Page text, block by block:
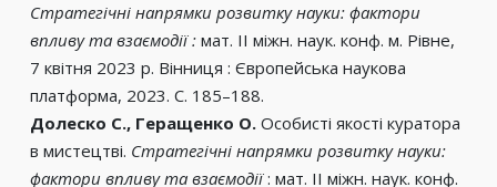
Стратегічні напрямки розвитку науки: фактори
впливу та взаємодії : мат. ІІ міжн. наук. конф. м. Рівне,
7 квітня 2023 р. Вінниця : Європейська наукова
платформа, 2023. С. 185–188.
Долеско С., Геращенко О. Особисті якості куратора
в мистецтві. Стратегічні напрямки розвитку науки:
фактори впливу та взаємодії: мат. ІІ міжн. наук. конф.